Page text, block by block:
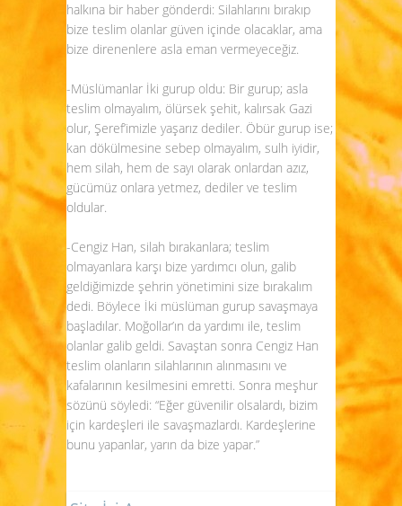
halkına bir haber gönderdi: Silahlarını bırakıp
bize teslim olanlar güven içinde olacaklar, ama
bize direnenlere asla eman vermeyeceğiz.
-Müslümanlar İki gurup oldu: Bir gurup; asla
teslim olmayalım, ölürsek şehit, kalırsak Gazi
olur, Şeref’imizle yaşarız dediler. Öbür gurup ise;
kan dökülmesine sebep olmayalım, sulh iyidir,
hem silah, hem de sayı olarak onlardan azız,
gücümüz onlara yetmez, dediler ve teslim
oldular.
-Cengiz Han, silah bırakanlara; teslim
olmayanlara karşı bize yardımcı olun, galib
geldiğimizde şehrin yönetimini size bırakalım
dedi. Böylece İki müslüman gurup savaşmaya
başladılar. Moğollar’ın da yardımı ile, teslim
olanlar galib geldi. Savaştan sonra Cengiz Han
teslim olanların silahlarının alınmasını ve
kafalarının kesilmesini emretti. Sonra meşhur
sözünü söyledi: “Eğer güvenilir olsalardı, bizim
için kardeşleri ile savaşmazlardı. Kardeşlerine
bunu yapanlar, yarın da bize yapar.”